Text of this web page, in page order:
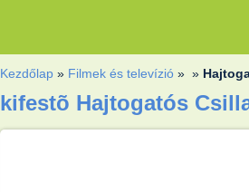
Kezdőlap » Filmek és televízió » »
kifestõ Hajtogatós